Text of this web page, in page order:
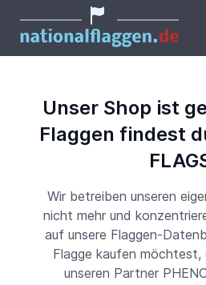
Unser Shop ist
Flaggen findest
Wir betreiben unseren
nicht mehr und
auf unsere Flaggen-
Flagge kaufen möchtest,
unseren Partner